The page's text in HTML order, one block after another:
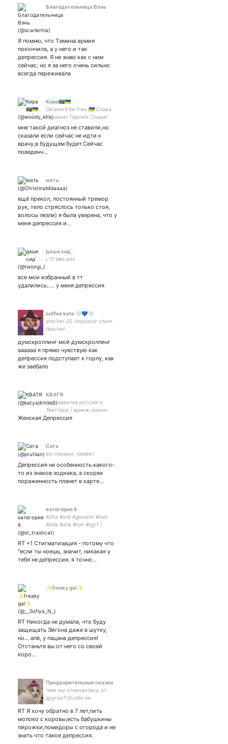
Благодательница Вэнь
Я помню, что Тэмина армия
покончила, а у него и так
депрессия. Я не знаю как с ним
сейчас, но я за него очень сильно
всегда переживала
Кира🇦🇿🇺🇦
Ukraine'll be free.🇺🇦 Слава
Украине! Героям Слава!
мне такой диагноз не ставили,но
сказали если сейчас не идти к
врачу,в будущем будет.Сейчас
поведенч…
мать
ещё прекол, постоянный тремор
рук, тело стряслось только стоя,
волосы лезли) я была уверена, что у
меня депрессия и…
дᴀшᴀ сид`
ɪ ♡ ᴇᴍᴏ ʙᴏʏ.
все мои избранный в тт
удалились..... у меня депрессия
coffee kate 🤍💙🤍
she/her 22 /impostor chem
teacher
думскроллинг мой думскроллинг
аааааа я прямо чувствую как
депрессия подступает к горлу, как
же заебало
КВАТЯ
президентка русского
Твиттера | кринж-хорни-
шитпостинг.
Женская Депрессия
Сега
во-первых, привет
Депрессия не особенность какого-
то из знаков зодиака, а скорее
пораженность планет в карте…
категория б
#2ha #snk #genshin #hxh
#atla #atlk #toh #tgcf |
аватар и снк фд давайте
райнеру |
RT +1 Стигматизация - потому что
"если ты ноешь, значит, никакая у
тебя не депрессия. я точно…
✨freaky gal✨
RT Никогда не думала, что буду
защищать Эйгона даже в шутку,
но... алё, у пацана депрессия!
Отстаньте вы от него со своей
коро…
Предварительные сказки
Чем вы отличаетесь от
других? Особо не
RT Я хочу обратно в 7 лет,пить
молоко с коровы,есть бабушкины
пирожки,помидоры с огорода и не
знать что такое депрессия.